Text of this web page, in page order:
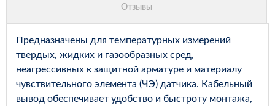
Предназначены для температурных измерений
твердых, жидких и газообразных сред,
неагрессивных к защитной арматуре и материалу
чувствительного элемента (ЧЭ) датчика. Кабельный
вывод обеспечивает удобство и быстроту монтажа,